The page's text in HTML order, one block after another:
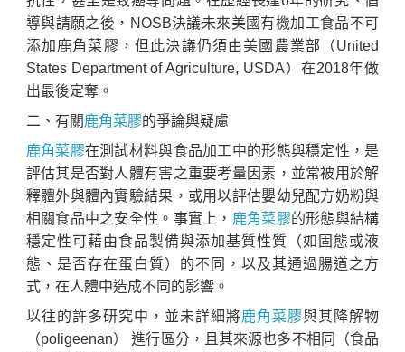
導與請願之後，NOSB決議未來美國有機加工食品不可
添加鹿角菜膠，但此決議仍須由美國農業部（United
States Department of Agriculture, USDA）在2018年做
出最後定奪。
二、有關鹿角菜膠的爭論與疑慮
鹿角菜膠在測試材料與食品加工中的形態與穩定性，是
評估其是否對人體有害之重要考量因素，並常被用於解
釋體外與體內實驗結果，或用以評估嬰幼兒配方奶粉與
相關食品中之安全性。事實上， 鹿角菜膠的形態與結構
穩定性可藉由食品製備與添加基質性質（如固態或液
態、是否存在蛋白質）的不同，以及其通過腸道之方
式，在人體中造成不同的影響。
以往的許多研究中，並未詳細將鹿角菜膠與其降解物
（poligeenan） 進行區分，且其來源也多不相同（食品